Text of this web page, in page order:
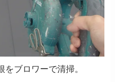
ブロワーで清掃。